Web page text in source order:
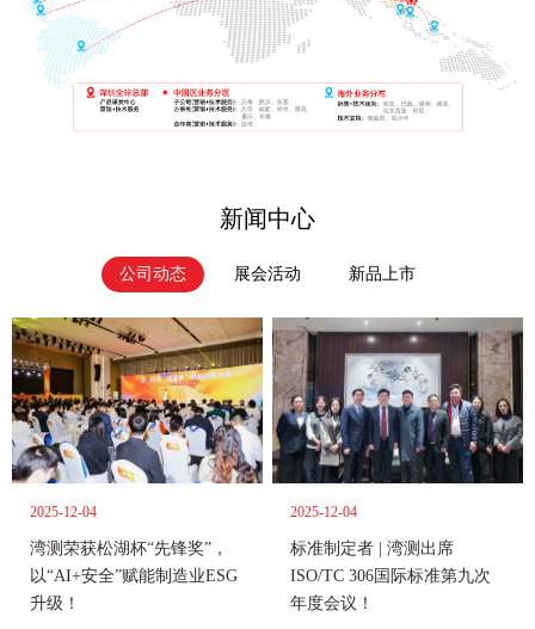
新闻中心
公司动态 展会活动 新品上市
2025-12-04
湾测荣获松湖杯“先锋奖”，
以“AI+安全”赋能制造业ESG
升级！
2025-12-04
标准制定者 | 湾测出席
ISO/TC 306国际标准第九次
年度会议！